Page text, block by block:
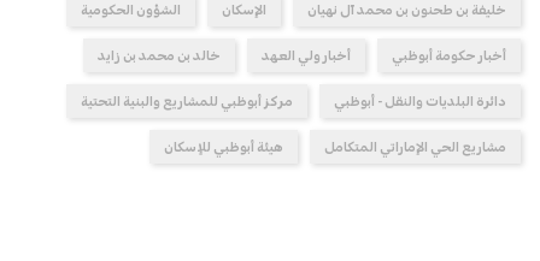
خليفة بن طحنون بن محمد آل نهيان الإسكان الشؤون الحكومية
أخبار حكومة أبوظبي أخبار ولي العهد خالد بن محمد بن زايد
دائرة البلديات والنقل - أبوظبي مركز أبوظبي للمشاريع والبنية التحتية
مشاريع الحي الإماراتي المتكامل هيئة أبوظبي للإسكان